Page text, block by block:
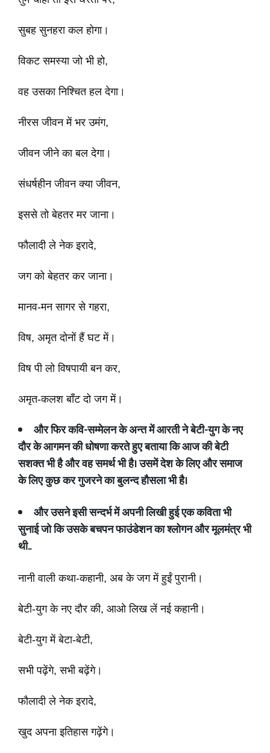
सुबह सुनहरा कल होगा।
विकट समस्या जो भी हो,
वह उसका निश्चित हल देगा।
नीरस जीवन में भर उमंग,
जीवन जीने का बल देगा।
संधर्षहीन जीवन क्या जीवन,
इससे तो बेहतर मर जाना।
फौलादी ले नेक इरादे,
जग को बेहतर कर जाना।
मानव-मन सागर से गहरा,
विष, अमृत दोनों हैं घट में।
विष पी लो विषपायी बन कर,
अमृत-कलश बाँट दो जग में।
और फिरकवि-सम्मेलन केअन्त में आरती नेबेटी-युग के नए
दौर के आगमन की धोषणा करते हुए बताया कि आज की बेटी
सशक्त भी है और वह समर्थ भी है। उसमें देश के लिए और समाज
के लिए कुछ कर गुजरने का बुलन्द हौसला भी है।
और उसने इसी सन्दर्भ में अपनी लिखी हुई एक कविता भी
सुनाई जो कि उसके बचपन फाउंडेशन का श्लोगन और मूलमंत्र भी
थी..
नानी वाली कथा-कहानी, अब के जग में हुईं पुरानी।
बेटी-युग के नए दौर की, आओ लिख लें नई कहानी।
बेटी-युग में बेटा-बेटी,
सभी पढ़ेंगे, सभी बढ़ेंगे।
फौलादी ले नेक इरादे,
खुद अपना इतिहास गढ़ेंगे।